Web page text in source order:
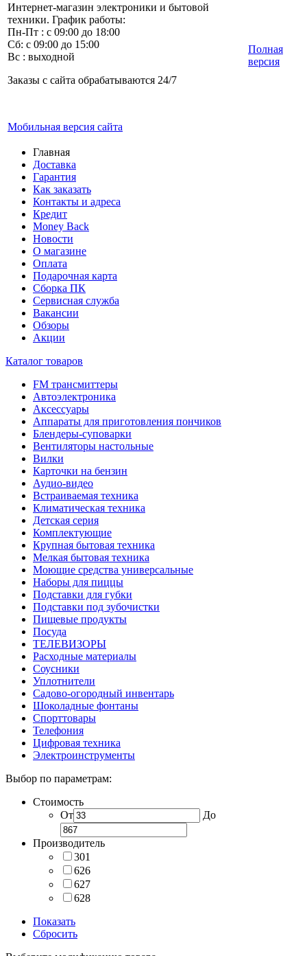
Интернет-магазин электроники и бытовой
техники. График работы:
Пн-Пт : с 09:00 до 18:00
Сб: с 09:00 до 15:00
Вс : выходной
Заказы с сайта обрабатываются 24/7
Мобильная версия сайта
Полная
версия
Главная
Доставка
Гарантия
Как заказать
Контакты и адреса
Кредит
Money Back
Новости
О магазине
Оплата
Подарочная карта
Сборка ПК
Сервисная служба
Вакансии
Обзоры
Акции
Каталог товаров
FM трансмиттеры
Автоэлектроника
Аксессуары
Аппараты для приготовления пончиков
Блендеры-суповарки
Вентиляторы настольные
Вилки
Карточки на бензин
Аудио-видео
Встраиваемая техника
Климатическая техника
Детская серия
Комплектующие
Крупная бытовая техника
Мелкая бытовая техника
Моющие средства универсальные
Наборы для пиццы
Подставки для губки
Подставки под зубочистки
Пищевые продукты
Посуда
ТЕЛЕВИЗОРЫ
Расходные материалы
Соусники
Уплотнители
Садово-огородный инвентарь
Шоколадные фонтаны
Спорттовары
Телефония
Цифровая техника
Электроинструменты
Выбор по параметрам:
Стоимость
От
До
Производитель
301
626
627
628
Показать
Сбросить